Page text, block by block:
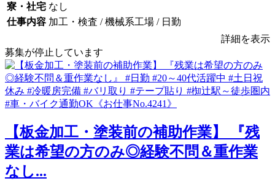
寮・社宅 なし
仕事内容 加工・検査 / 機械系工場 / 日勤
詳細を表示
募集が停止しています
【板金加工・塗装前の補助作業】 『残
業は希望の方のみ◎経験不問＆重作業
なし...